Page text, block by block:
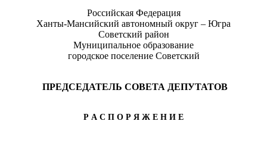
Российская Федерация
Ханты-Мансийский автономный округ – Югра
Советский район
Муниципальное образование
городское поселение Советский
ПРЕДСЕДАТЕЛЬ СОВЕТА ДЕПУТАТОВ
Р А С П О Р Я Ж Е Н И Е